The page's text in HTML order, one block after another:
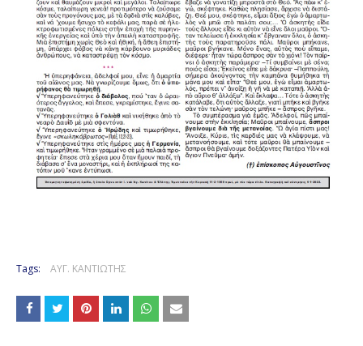
Tags: ΑΥΓ. ΚΑΝΤΙΩΤΗΣ